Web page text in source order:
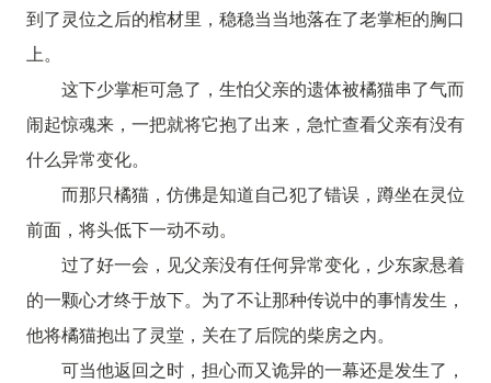
到了灵位之后的棺材里，稳稳当当地落在了老掌柜的胸口
上。
这下少掌柜可急了，生怕父亲的遗体被橘猫串了气而
闹起惊魂来，一把就将它抱了出来，急忙查看父亲有没有
什么异常变化。
而那只橘猫，仿佛是知道自己犯了错误，蹲坐在灵位
前面，将头低下一动不动。
过了好一会，见父亲没有任何异常变化，少东家悬着
的一颗心才终于放下。为了不让那种传说中的事情发生，
他将橘猫抱出了灵堂，关在了后院的柴房之内。
可当他返回之时，担心而又诡异的一幕还是发生了，